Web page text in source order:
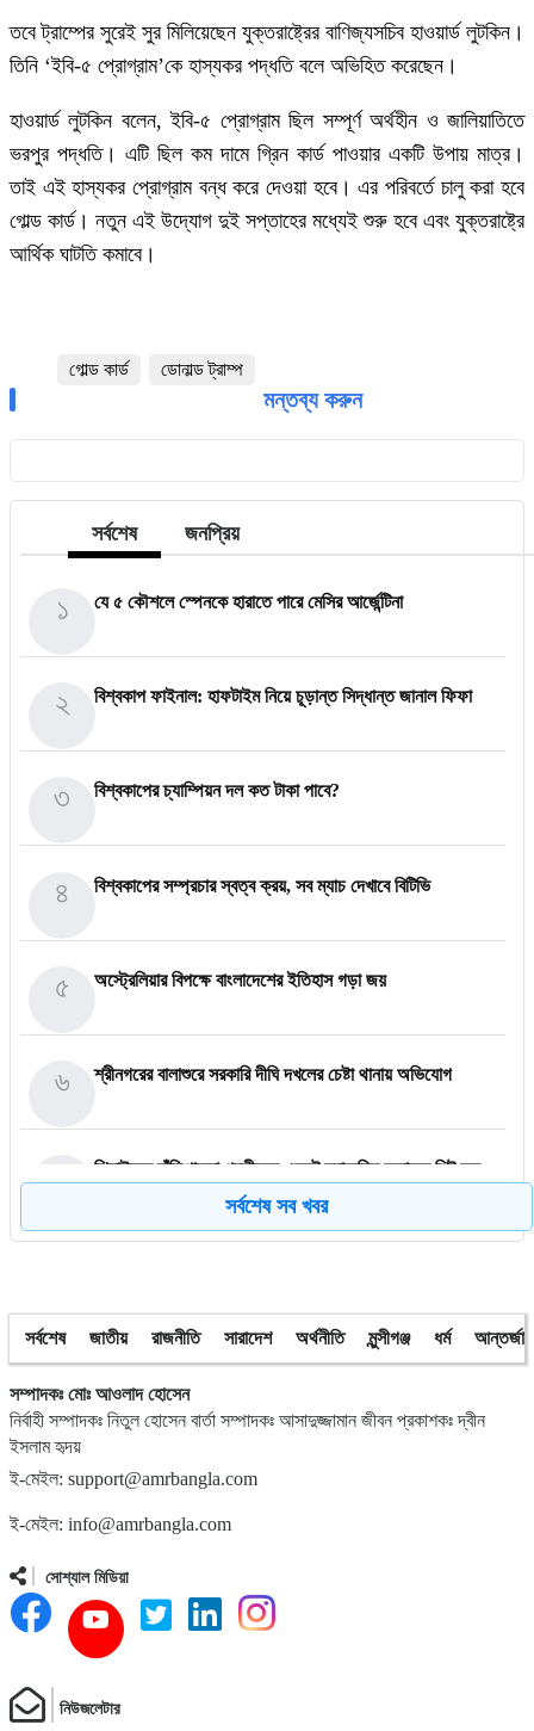
তবে ট্রাম্পের সুরেই সুর মিলিয়েছেন যুক্তরাষ্ট্রের বাণিজ্যসচিব হাওয়ার্ড লুটকিন।
তিনি ‘ইবি-৫ প্রোগ্রাম’কে হাস্যকর পদ্ধতি বলে অভিহিত করেছেন।
হাওয়ার্ড লুটকিন বলেন, ইবি-৫ প্রোগ্রাম ছিল সম্পূর্ণ অর্থহীন ও জালিয়াতিতে
ভরপুর পদ্ধতি। এটি ছিল কম দামে গ্রিন কার্ড পাওয়ার একটি উপায় মাত্র।
তাই এই হাস্যকর প্রোগ্রাম বন্ধ করে দেওয়া হবে। এর পরিবর্তে চালু করা হবে
গোল্ড কার্ড। নতুন এই উদ্যোগ দুই সপ্তাহের মধ্যেই শুরু হবে এবং যুক্তরাষ্ট্রে
আর্থিক ঘাটতি কমাবে।
গোল্ড কার্ড ডোনাল্ড ট্রাম্প
মন্তব্য করুন
সর্বশেষ জনপ্রিয়
যে ৫ কৌশলে স্পেনকে হারাতে পারে মেসির আর্জেন্টিনা
১
বিশ্বকাপ ফাইনাল: হাফটাইম নিয়ে চূড়ান্ত সিদ্ধান্ত জানাল ফিফা
২
বিশ্বকাপের চ্যাম্পিয়ন দল কত টাকা পাবে?
৩
বিশ্বকাপের সম্প্রচার স্বত্ব ক্রয়, সব ম্যাচ দেখাবে বিটিভি
৪
অস্ট্রেলিয়ার বিপক্ষে বাংলাদেশের ইতিহাস গড়া জয়
৫
শ্রীনগরের বালাশুরে সরকারি দীঘি দখলের চেষ্টা থানায় অভিযোগ
৬
ঝিনাইদহে দাঁড়িপাল্লা প্রতীকের এজেন্ট স্বাক্ষরিত ফলাফল শিট জব্দ
৭
ইশরাকের আসনে ভোটকেন্দ্রে ঢুকে প্রিজাইডিং অফিসারের ওপর হামলা
বিএনপি নেতাকর্মীদের
৯
১০
গোপালগঞ্জে ডিসির বাসভবনের সামনে ককটেল বিস্ফোরণ
১২
সর্বশেষ সব খবর
সর্বশেষ জাতীয় রাজনীতি সারাদেশ অর্থনীতি মুন্সীগঞ্জ ধর্ম
সম্পাদকঃ মোঃ আওলাদ হোসেন
নির্বাহী সম্পাদকঃ নিতুল হোসেন বার্তা সম্পাদকঃ আসাদুজ্জামান জীবন প্রকাশকঃ দ্বীন
ইসলাম হৃদয়
ই-মেইল: support@amrbangla.com
ই-মেইল: info@amrbangla.com
সোশ্যাল মিডিয়া
নিউজলেটার